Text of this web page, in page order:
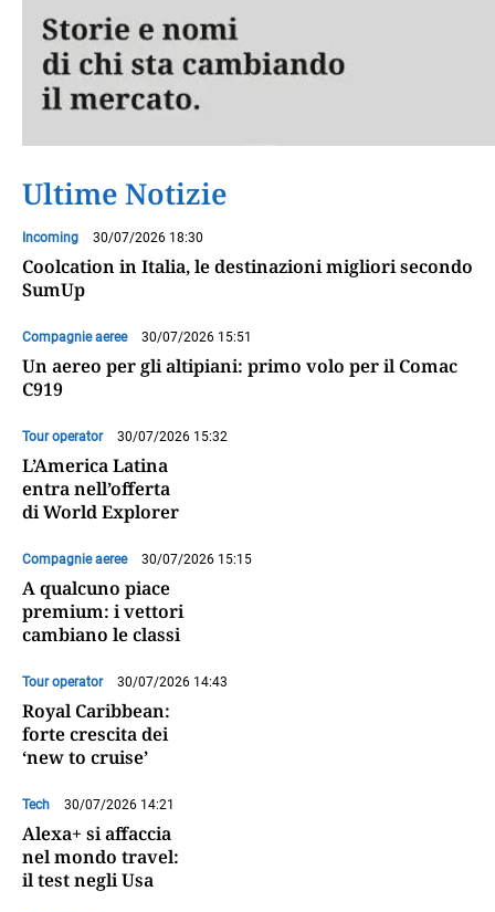
Ultime Notizie
Incoming 30/07/2026 18:30
Coolcation in Italia, le destinazioni migliori secondo
SumUp
Compagnie aeree 30/07/2026 15:51
Un aereo per gli altipiani: primo volo per il Comac
C919
Tour operator 30/07/2026 15:32
L’America Latina
entra nell’offerta
di World Explorer
Compagnie aeree 30/07/2026 15:15
A qualcuno piace
premium: i vettori
cambiano le classi
Tour operator 30/07/2026 14:43
Royal Caribbean:
forte crescita dei
‘new to cruise’
Tech 30/07/2026 14:21
Alexa+ si affaccia
nel mondo travel:
il test negli Usa